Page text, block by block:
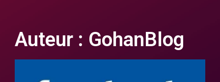
Auteur : GohanBlog